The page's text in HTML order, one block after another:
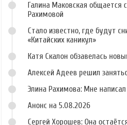
Галина Маковская общается
Рахимовой
Стало известно, где будут
«Китайских каникул»
Катя Скалон обзавелась
Алексей Адеев решил
Элина Рахимова: Мне
Анонс на 5.08.2026
Сергей Хорошев: Она